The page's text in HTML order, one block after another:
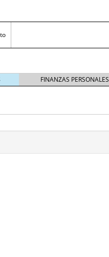
efectivo
FINANZAS PERSONALES